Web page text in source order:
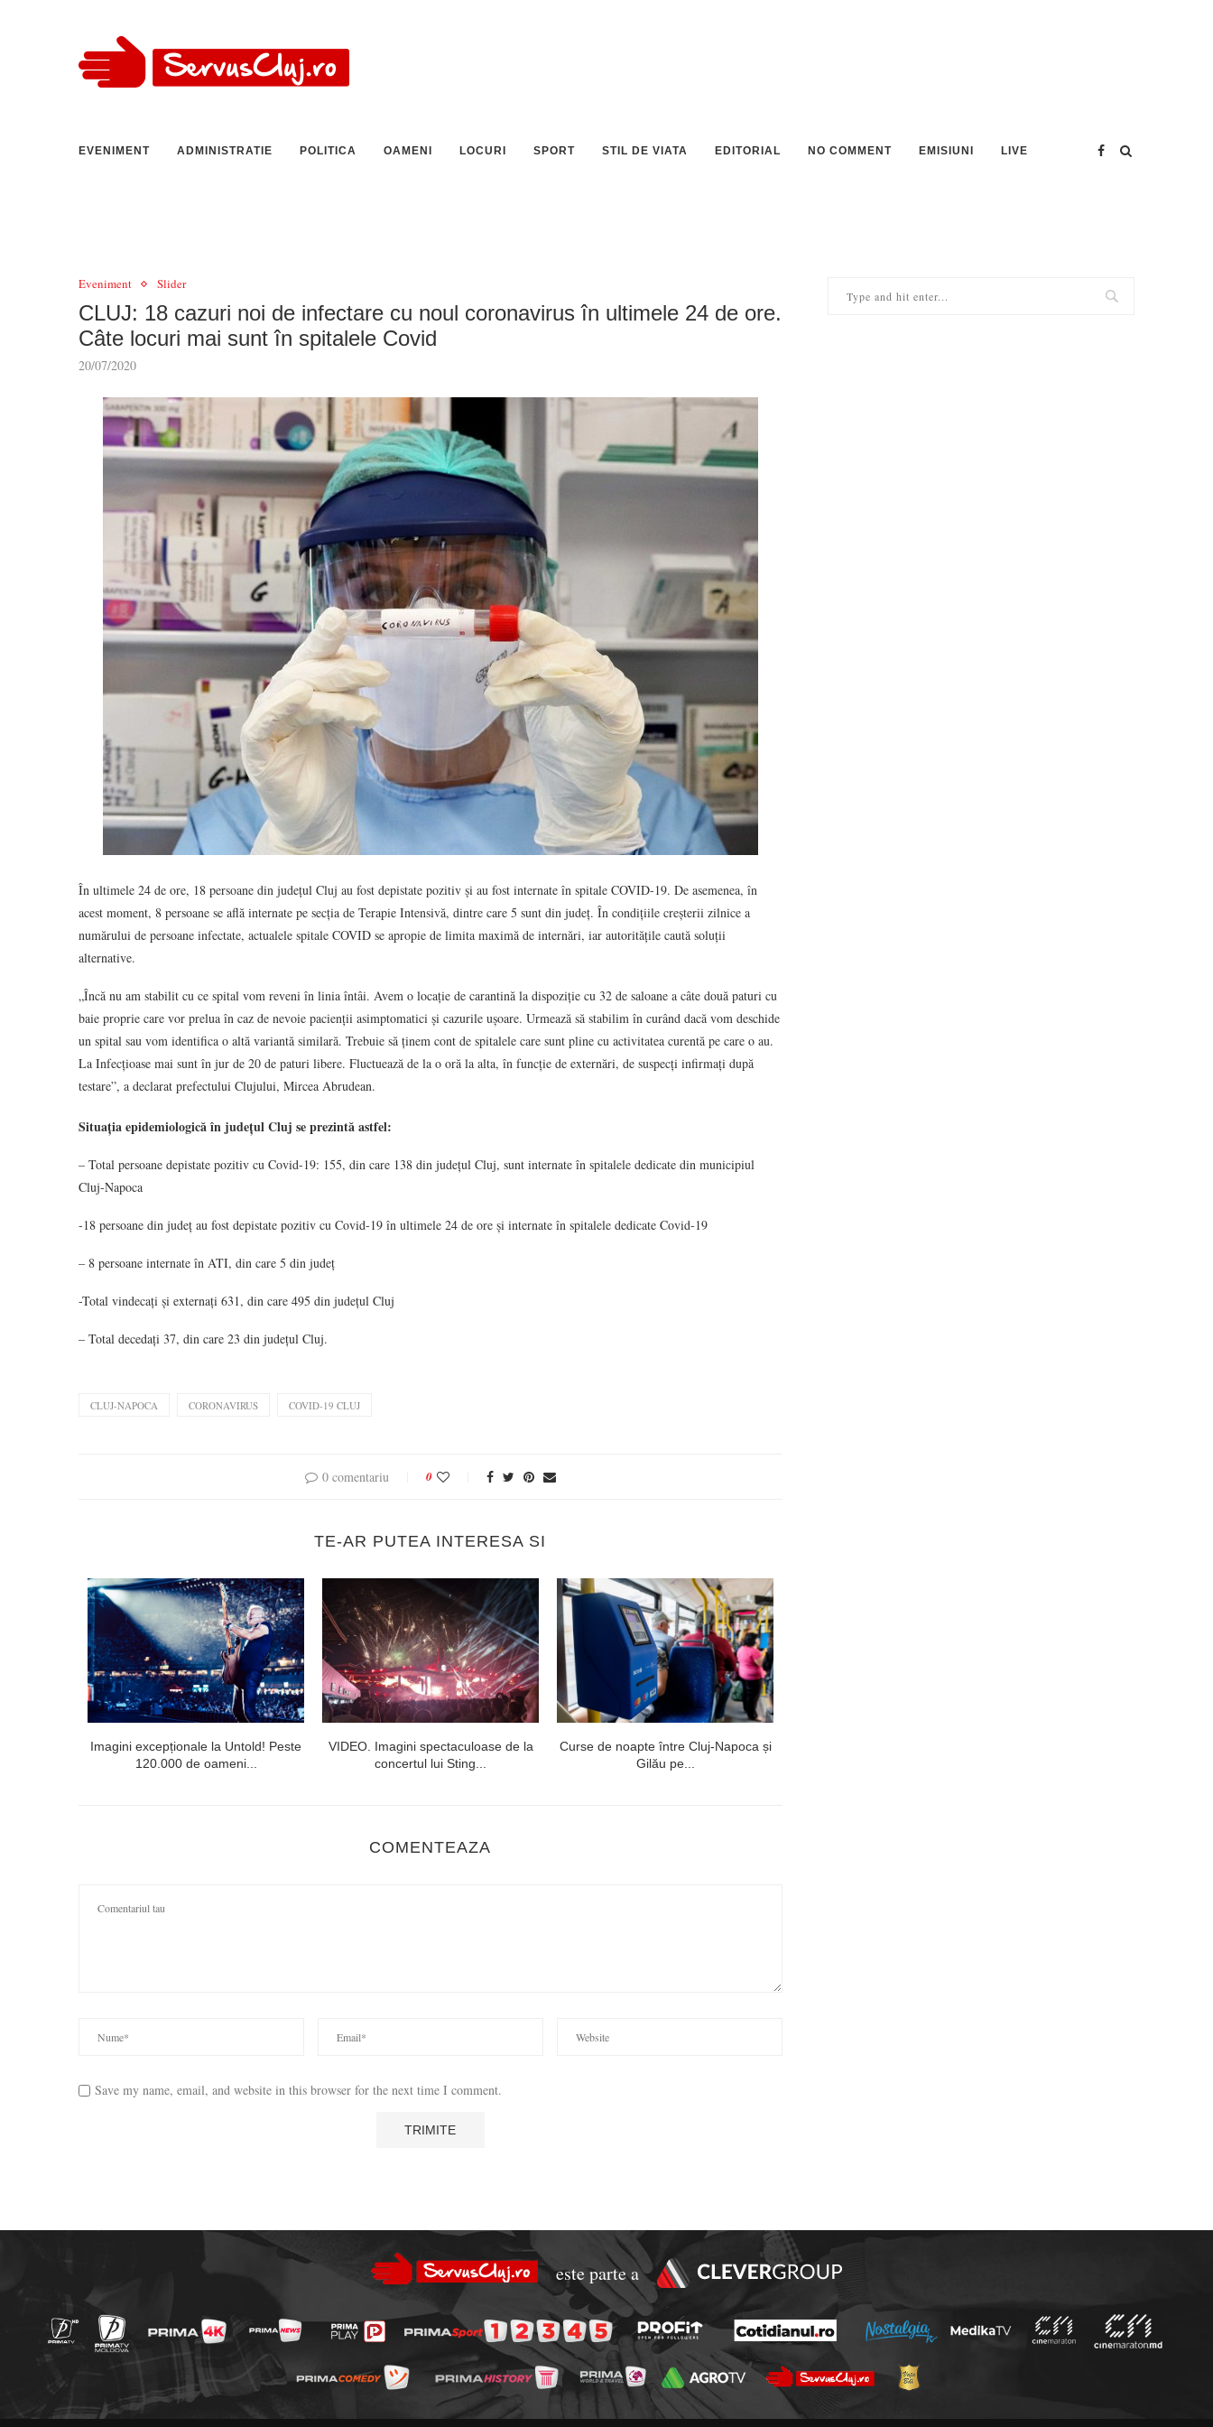
EVENIMENT ADMINISTRATIE POLITICA OAMENI LOCURI SPORT STIL DE VIATA EDITORIAL NO COMMENT EMISIUNI LIVE
Eveniment Slider
CLUJ: 18 cazuri noi de infectare cu noul coronavirus în ultimele 24 de ore.
Câte locuri mai sunt în spitalele Covid
20/07/2020
În ultimele 24 de ore, 18 persoane din județul Cluj au fost depistate pozitiv și au fost internate în spitale COVID-19. De asemenea, în
acest moment, 8 persoane se află internate pe secția de Terapie Intensivă, dintre care 5 sunt din județ. În condițiile creșterii zilnice a
numărului de persoane infectate, actualele spitale COVID se apropie de limita maximă de internări, iar autoritățile caută soluții
alternative.
„Încă nu am stabilit cu ce spital vom reveni în linia întâi. Avem o locație de carantină la dispoziție cu 32 de saloane a câte două paturi cu
baie proprie care vor prelua în caz de nevoie pacienții asimptomatici și cazurile ușoare. Urmează să stabilim în curând dacă vom deschide
un spital sau vom identifica o altă variantă similară. Trebuie să ținem cont de spitalele care sunt pline cu activitatea curentă pe care o au.
La Infecțioase mai sunt în jur de 20 de paturi libere. Fluctuează de la o oră la alta, în funcție de externări, de suspecți infirmați după
testare”, a declarat prefectului Clujului, Mircea Abrudean.
Situația epidemiologică în județul Cluj se prezintă astfel:
– Total persoane depistate pozitiv cu Covid-19: 155, din care 138 din județul Cluj, sunt internate în spitalele dedicate din municipiul
Cluj-Napoca
-18 persoane din județ au fost depistate pozitiv cu Covid-19 în ultimele 24 de ore și internate în spitalele dedicate Covid-19
– 8 persoane internate în ATI, din care 5 din județ
-Total vindecați și externați 631, din care 495 din județul Cluj
– Total decedați 37, din care 23 din județul Cluj.
CLUJ-NAPOCA CORONAVIRUS COVID-19 CLUJ
0 comentariu 0
TE-AR PUTEA INTERESA SI
Imagini excepționale la Untold! Peste
120.000 de oameni...
VIDEO. Imagini spectaculoase de la
concertul lui Sting...
Curse de noapte între Cluj-Napoca și
Gilău pe...
COMENTEAZA
Save my name, email, and website in this browser for the next time I comment.
este parte a